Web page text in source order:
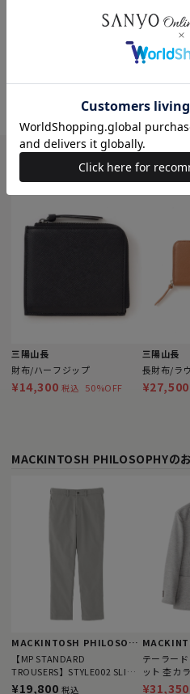
MACKINTOSH PHILOSOPHY
ズ 二つ折り財布
【WEB限
¥17,600
おすすめの小物・雑貨
三陽山長
財布/ハーフジップ
¥14,300 税込 50%OFF
三陽山長
長財布/ラ
¥27,500
MACKINTOSH PHILOSOPHYの
MACKINTOSH PHILOSOPHY
【MP STANDARD
TROUSERS】STYLE002 SLIM
FIT フレックスドライチノ
¥19,800 税込
テーラー
ット 杢カ
¥31,350